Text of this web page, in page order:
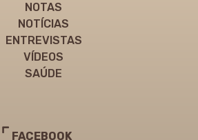
NOTAS
NOTÍCIAS
ENTREVISTAS
VÍDEOS
SAÚDE
FACEBOOK